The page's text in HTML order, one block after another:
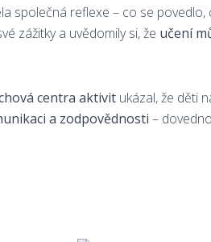
společná reflexe – co se
zážitky a uvědomily si, že učení
centra aktivit ukázal, že děti
a zodpovědnosti –